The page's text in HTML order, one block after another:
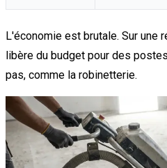
L'économie est brutale. Sur une
libère du budget pour des
pas, comme la robinetterie.